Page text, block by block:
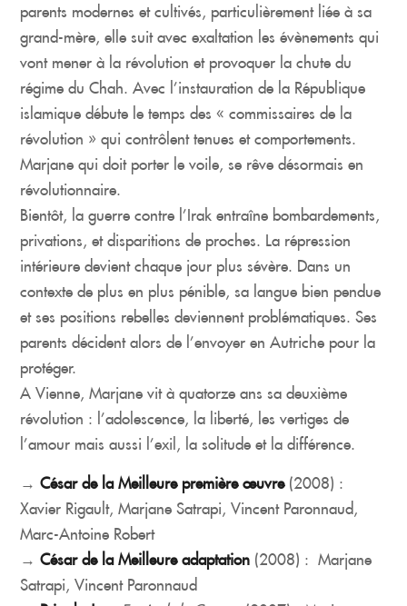
parents modernes et cultivés, particulièrement liée à sa
grand-mère, elle suit avec exaltation les évènements qui
vont mener à la révolution et provoquer la chute du
régime du Chah. Avec l’instauration de la République
islamique débute le temps des « commissaires de la
révolution » qui contrôlent tenues et comportements.
Marjane qui doit porter le voile, se rêve désormais en
révolutionnaire.
Bientôt, la guerre contre l’Irak entraîne bombardements,
privations, et disparitions de proches. La répression
intérieure devient chaque jour plus sévère. Dans un
contexte de plus en plus pénible, sa langue bien pendue
et ses positions rebelles deviennent problématiques. Ses
parents décident alors de l’envoyer en Autriche pour la
protéger.
A Vienne, Marjane vit à quatorze ans sa deuxième
révolution : l’adolescence, la liberté, les vertiges de
l’amour mais aussi l’exil, la solitude et la différence.
→ César de la Meilleure première œuvre(2008) :
Xavier Rigault, Marjane Satrapi, Vincent Paronnaud,
Marc-Antoine Robert
→César de la Meilleure adaptation (2008) : Marjane
Satrapi, Vincent Paronnaud